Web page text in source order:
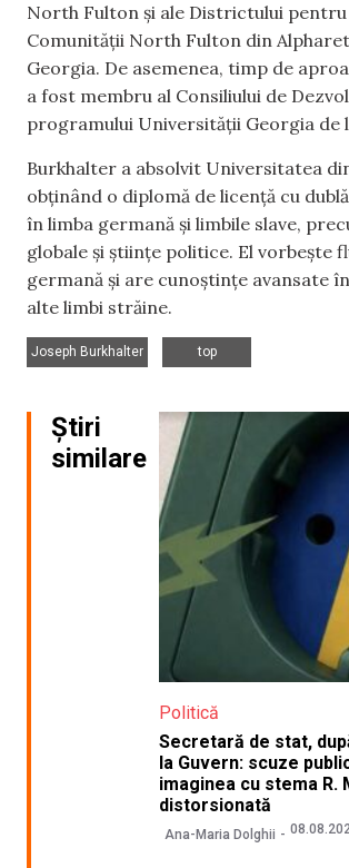
North Fulton și ale Districtului
Comunității North Fulton din
Georgia. De asemenea, timp de
a fost membru al Consiliului de
programului Universității Georgia de
Burkhalter a absolvit Universitatea
obținând o diplomă de licență cu
în limba germană și limbile slave,
globale și științe politice. El vorbește
germană și are cunoștințe avansate
alte limbi străine.
Joseph Burkhalter
top
Știri
similare
Politică
Secretară de stat,
la Guvern: scuze
imaginea cu stema R.
distorsionată
Ana-Maria Dolghii